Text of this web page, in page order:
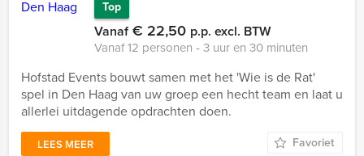
Top
Vanaf€ 22,50 p.p. excl. BTW
Vanaf 12 personen ‐ 3 uur en 30 minuten
Hofstad Events bouwt samen met het 'Wie is de Rat'
spel in Den Haag van uw groep een hecht team en laat u
allerlei uitdagende opdrachten doen.
LEES MEER Favoriet